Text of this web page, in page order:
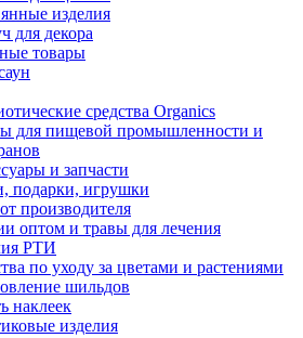
изделия
для декора
товары
средства Organics
для пищевой промышленности и
и запчасти
подарки, игрушки
производителя
оптом и травы для лечения
РТИ
по уходу за цветами и растениями
шильдов
наклеек
изделия